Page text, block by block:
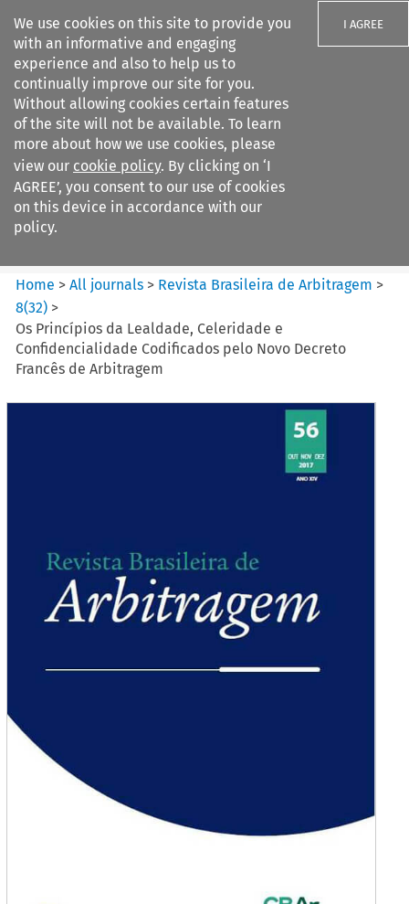
We use cookies on this site to provide you
with an informative and engaging
experience and also to help us to
continually improve our site for you.
Without allowing cookies certain features
of the site will not be available. To learn
more about how we use cookies, please
view our cookie policy. By clicking on ‘I
AGREE’, you consent to our use of cookies
on this device in accordance with our
policy.
I AGREE
Search filters
Revista Brasileira de
Arbitragem
Home >All journals > Revista Brasileira de Arbitragem >
8(32) >
Os Princípios da Lealdade, Celeridade e
Confidencialidade Codificados pelo Novo Decreto
Francês de Arbitragem